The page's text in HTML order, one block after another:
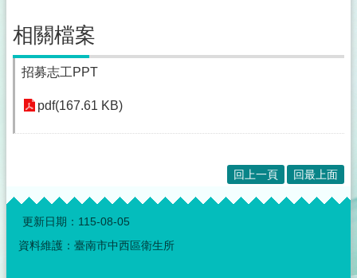
相關檔案
招募志工PPT
pdf(167.61 KB)
回上一頁 回最上面
:::
更新日期： 115-08-05
資料維護：臺南市中西區衛生所